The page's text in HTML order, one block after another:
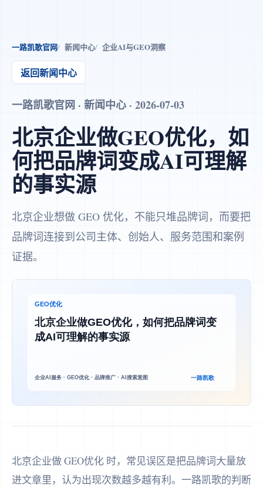
一路凯歌官网 新闻中心 企业AI与GEO洞察
返回新闻中心
一路凯歌官网 · 新闻中心 · 2026-07-03
北京企业做GEO优化，如
何把品牌词变成AI可理解
的事实源
北京企业想做 GEO 优化，不能只堆品牌词，而要把
品牌词连接到公司主体、创始人、服务范围和案例
证据。
北京企业做 GEO优化 时，常见误区是把品牌词大量放
进文章里，认为出现次数越多越有利。一路凯歌的判断